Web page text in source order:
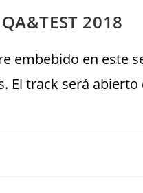
2018
embebido en este
El track será